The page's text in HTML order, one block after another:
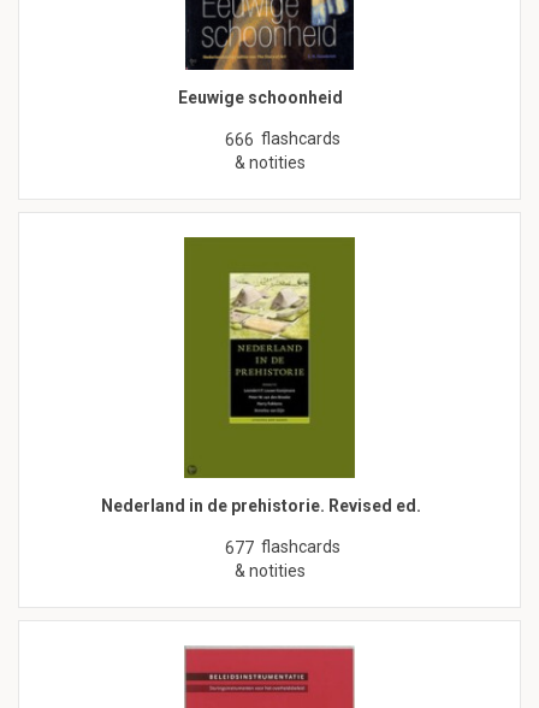
Eeuwige schoonheid
666 flashcards
& notities
Nederland in de prehistorie. Revised ed.
677 flashcards
& notities